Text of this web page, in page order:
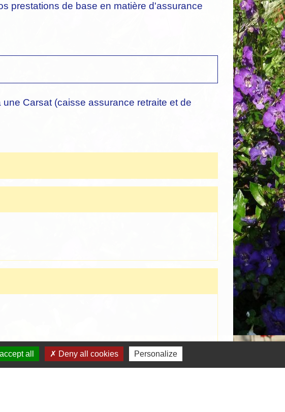
prestations de base en matière d'assurance
Carsat (caisse assurance retraite et de
all Deny all cookies Personalize